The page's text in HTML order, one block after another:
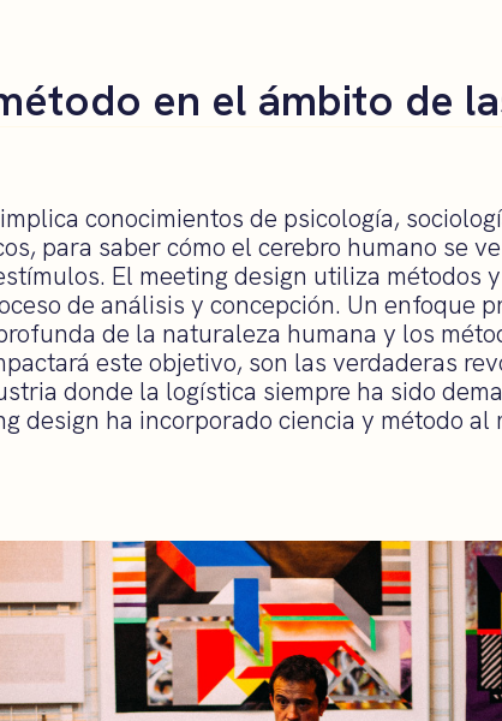
en el ámbito de
conocimientos de psicología,
para saber cómo el cerebro humano se
El meeting design utiliza métodos
de análisis y concepción. Un enfoque
de la naturaleza humana y los
este objetivo, son las verdaderas
donde la logística siempre ha sido
design ha incorporado ciencia y método al